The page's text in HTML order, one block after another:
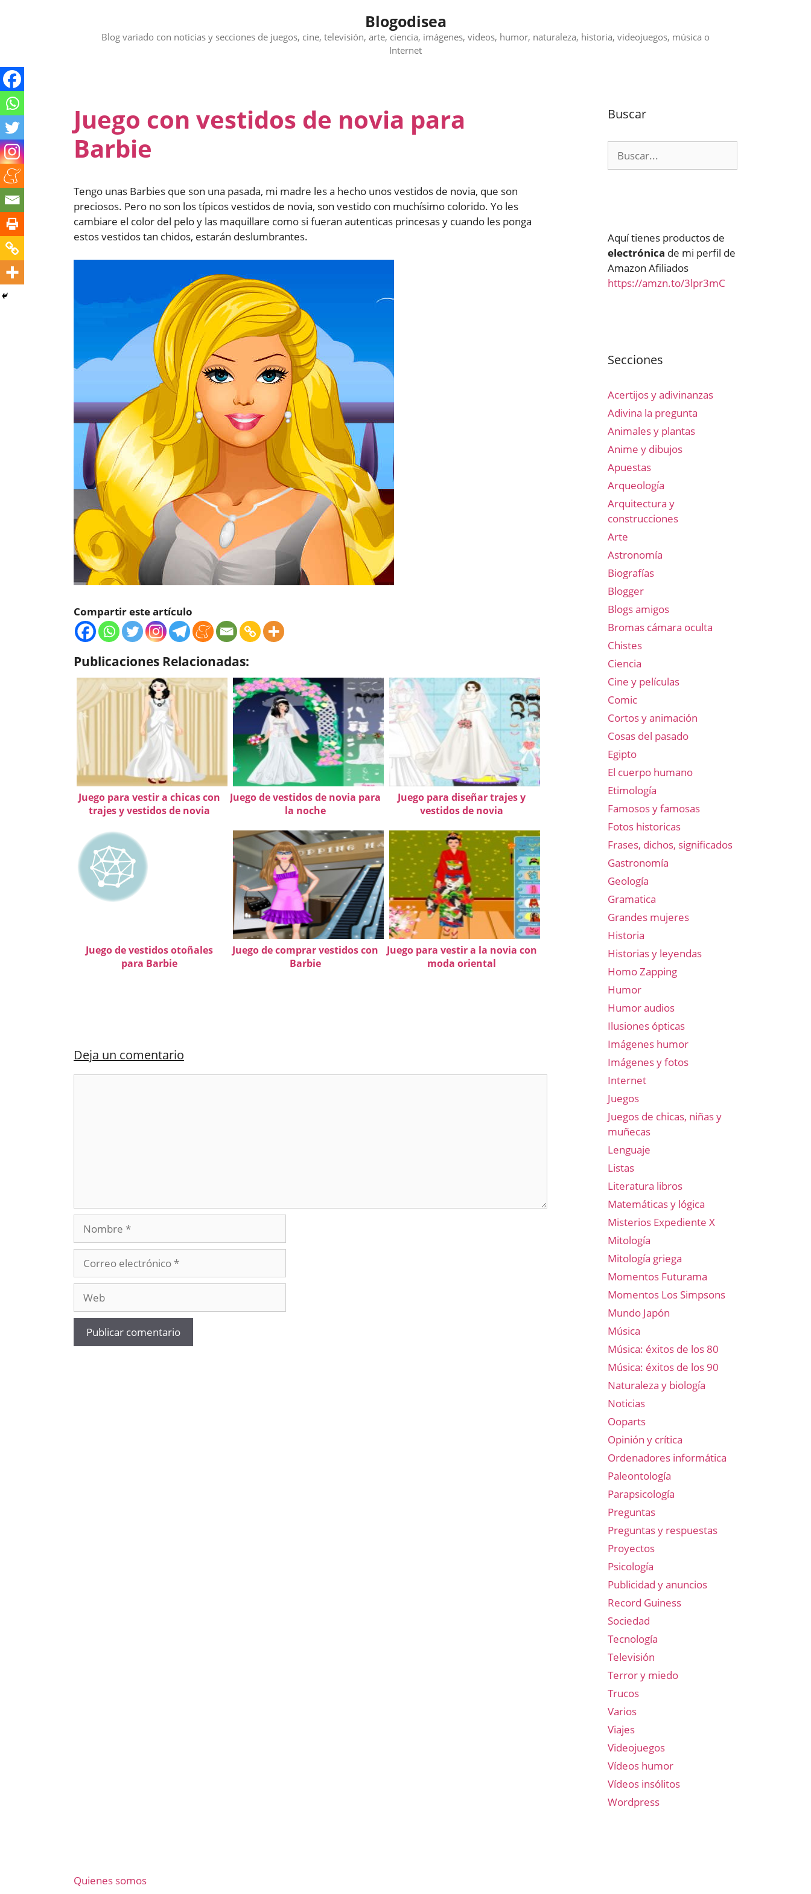
Blogodisea
Blog variado con noticias y secciones de juegos, cine, televisión, arte, ciencia, imágenes, videos, humor, naturaleza, historia, videojuegos, música o
Internet
Juego con vestidos de novia para
Barbie
Tengo unas Barbies que son una pasada, mi madre les a hecho unos vestidos de novia, que son
preciosos. Pero no son los típicos vestidos de novia, son vestido con muchísimo colorido. Yo les
cambiare el color del pelo y las maquillare como si fueran autenticas princesas y cuando les ponga
estos vestidos tan chidos, estarán deslumbrantes.
Compartir este artículo
Publicaciones Relacionadas:
Juego para vestir a chicas con
trajes y vestidos de novia
Juego de vestidos de novia para
la noche
Juego para diseñar trajes y
vestidos de novia
Juego de vestidos otoñales
para Barbie
Juego de comprar vestidos con
Barbie
Juego para vestir a la novia con
moda oriental
Deja un comentario
Nombre
electrónico
Buscar
Aquí tienes productos de
electrónica de mi perfil de
Amazon Afiliados
https://amzn.to/3lpr3mC
Secciones
Acertijos y adivinanzas
Adivina la pregunta
Animales y plantas
Anime y dibujos
Apuestas
Arqueología
Arquitectura y
construcciones
Arte
Astronomía
Biografías
Blogger
Blogs amigos
Bromas cámara oculta
Chistes
Ciencia
Cine y películas
Comic
Cortos y animación
Cosas del pasado
Egipto
El cuerpo humano
Etimología
Famosos y famosas
Fotos historicas
Frases, dichos, significados
Gastronomía
Geología
Gramatica
Grandes mujeres
Historia
Historias y leyendas
Homo Zapping
Humor
Humor audios
Ilusiones ópticas
Imágenes humor
Imágenes y fotos
Internet
Juegos
Juegos de chicas, niñas y
muñecas
Lenguaje
Listas
Literatura libros
Matemáticas y lógica
Misterios Expediente X
Mitología
Mitología griega
Momentos Futurama
Momentos Los Simpsons
Mundo Japón
Música
Música: éxitos de los 80
Música: éxitos de los 90
Naturaleza y biología
Noticias
Ooparts
Opinión y crítica
Ordenadores informática
Paleontología
Parapsicología
Preguntas
Preguntas y respuestas
Proyectos
Psicología
Publicidad y anuncios
Record Guiness
Sociedad
Tecnología
Televisión
Terror y miedo
Trucos
Varios
Viajes
Videojuegos
Vídeos humor
Vídeos insólitos
Wordpress
Quienes somos